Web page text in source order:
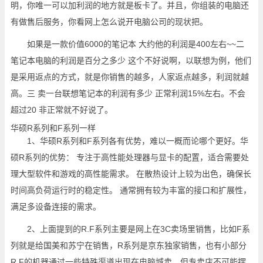
明，你唯一可以加利润的地方就是板卡了。并且，你组装的电脑还
有做售后服务，你看网上怎么说开电脑公司的现状把。
如果是一款价值6000的笔记本 大约他的利润是400左右~~二
笔记本电脑的利润是百分之多少 这个不好说啊，以联想为例，他们
是采用返点的方式，就是你销售的越多，人家返点越多，利润就越
高。三 卖一台联想笔记本的利润有多少 正常利润15%左右。不会
超过20 非正常就不好说了。
华硕R系列和F系列一样
1、华硕R系列和F系列各有优势，难以一概而论哪个更好。华
硕R系列的优势： 专注于高性能处理器与显卡的配置，适合需要处
理大型软件和游戏的高性能需求。 在散热设计上较为出色，确保长
时间高负荷运行时的稳定性。 通常拥有较为丰富的接口和扩展性，
满足多设备连接的需求。
2、上面提到的R.F系列主要是网上在3C卖场里销售，比如F系
列就是给国美和苏宁在销售，R系列是京东独家销售，也有小部分